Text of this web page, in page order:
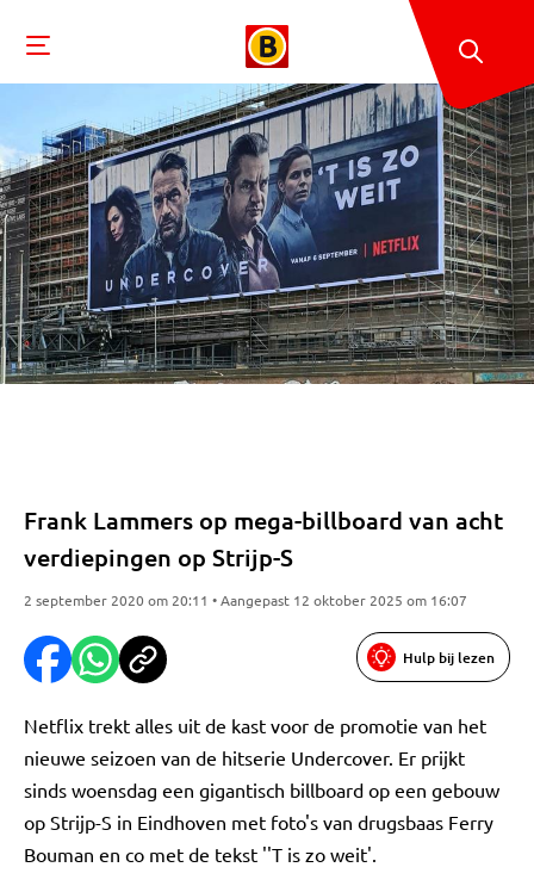
Frank Lammers op mega-billboard van acht
verdiepingen op Strijp-S
2 september 2020 om 20:11 • Aangepast 12 oktober 2025 om 16:07
Hulp bij lezen
Netflix trekt alles uit de kast voor de promotie van het
nieuwe seizoen van de hitserie Undercover. Er prijkt
sinds woensdag een gigantisch billboard op een gebouw
op Strijp-S in Eindhoven met foto's van drugsbaas Ferry
Bouman en co met de tekst ''T is zo weit'.